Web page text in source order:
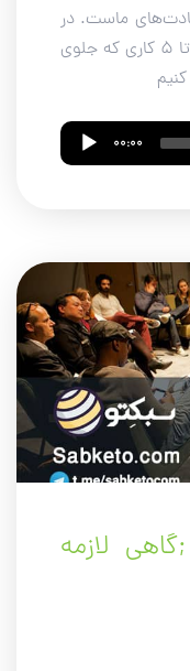
ماست. در
این پادکست با سبکتو همراه باشید تا ۵ کاری که جلوی
00:00
لازمه